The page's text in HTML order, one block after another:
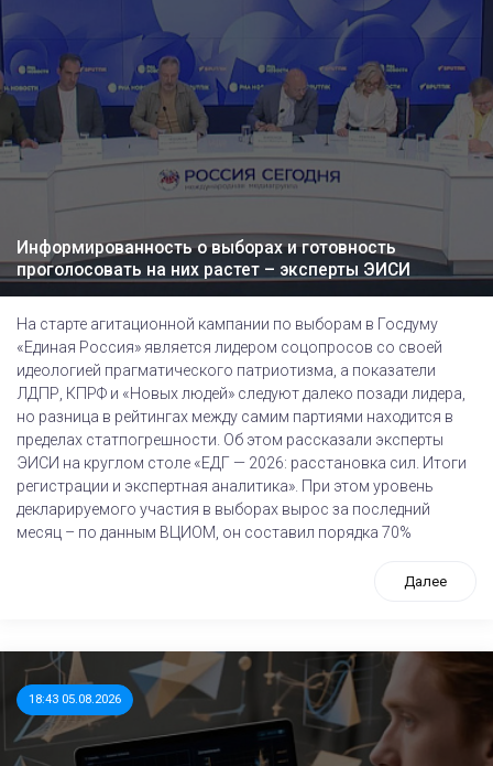
Информированность о выборах и готовность
проголосовать на них растет – эксперты ЭИСИ
На старте агитационной кампании по выборам в Госдуму
«Единая Россия» является лидером соцопросов со своей
идеологией прагматического патриотизма, а показатели
ЛДПР, КПРФ и «Новых людей» следуют далеко позади лидера,
но разница в рейтингах между самим партиями находится в
пределах статпогрешности. Об этом рассказали эксперты
ЭИСИ на круглом столе «ЕДГ — 2026: расстановка сил. Итоги
регистрации и экспертная аналитика». При этом уровень
декларируемого участия в выборах вырос за последний
месяц – по данным ВЦИОМ, он составил порядка 70%
Далее
18:43 05.08.2026